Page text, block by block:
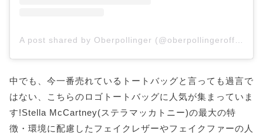
中でも、今一番売れているトートバッグと言っても過言で
はない、こちらのロゴトートバッグに人気が集まっていま
す!Stella McCartney(ステラマッカトニー)の最大の特
徴・環境に配慮したフェイクレザーやフェイクファーの人